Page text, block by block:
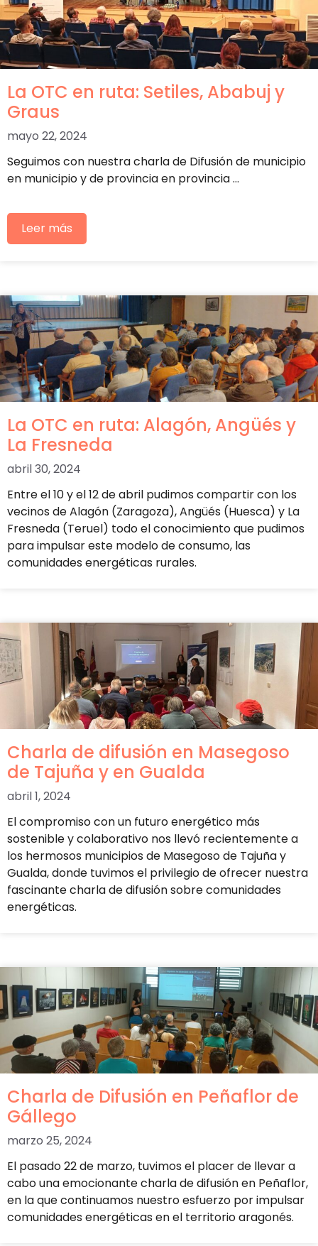
La OTC en ruta: Setiles, Ababuj y
Graus
mayo 22, 2024
Seguimos con nuestra charla de Difusión de municipio
en municipio y de provincia en provincia …
Leer más
La OTC en ruta: Alagón, Angüés y
La Fresneda
abril 30, 2024
Entre el 10 y el 12 de abril pudimos compartir con los
vecinos de Alagón (Zaragoza), Angüés (Huesca) y La
Fresneda (Teruel) todo el conocimiento que pudimos
para impulsar este modelo de consumo, las
comunidades energéticas rurales.
Charla de difusión en Masegoso
de Tajuña y en Gualda
abril 1, 2024
El compromiso con un futuro energético más
sostenible y colaborativo nos llevó recientemente a
los hermosos municipios de Masegoso de Tajuña y
Gualda, donde tuvimos el privilegio de ofrecer nuestra
fascinante charla de difusión sobre comunidades
energéticas.
Charla de Difusión en Peñaflor de
Gállego
marzo 25, 2024
El pasado 22 de marzo, tuvimos el placer de llevar a
cabo una emocionante charla de difusión en Peñaflor,
en la que continuamos nuestro esfuerzo por impulsar
comunidades energéticas en el territorio aragonés.